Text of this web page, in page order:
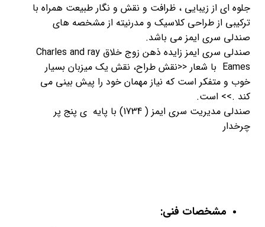
جلوه ای از زیبایی ، ظرافت و نقش و نگار طبیعت همراه با
ترکیبی از طراحی کلاسیک و مدرنیته از مشخصه های
صندلی سری ایمز می باشد.
صندلی سری ایمز زایده ذهن زوج خلاق Charles and ray
Eames با شعار <<نقش طراح، نقش یک میزبان بسیار
خوب و متفکر است که نیاز مهمان خود را پیش بینی می
کند .>> است.
صندلی مدیریت سری ایمز ( 1734) با پایه ی پنج پر
چرخدار
مشخصات فنی: